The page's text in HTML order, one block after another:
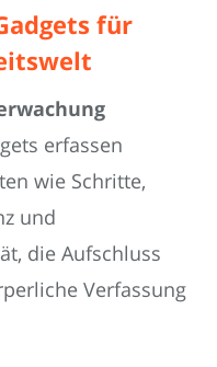
für
erfassen
wie Schritte,
und
die Aufschluss
Verfassung